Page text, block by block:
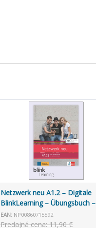
Netzwerk neu A1.2 – Digitale
BlinkLearning – Übungsbuch –
Unterrichtende (3 roky)
EAN: NP00860715592
Predajná cena: 11,90 €